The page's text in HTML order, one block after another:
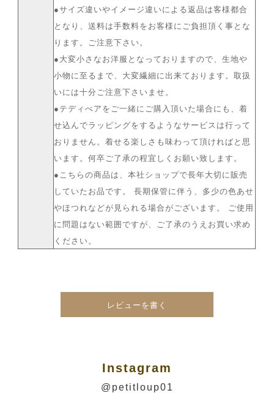
●サイズ違いやイメージ違いによる返品は客様都合
となり、送料は手数料をお客様にご負担頂く事とな
ります。ご注意下さい。
●大変小さなお洋服となっておりますので、生地や
小物に至るまで、大変繊細に出来ております。取扱
いには十分ご注意下さいませ。
●テディべアをご一緒にご購入頂いた場合にも、着
せ込んでラッピングをするようなサービスは行って
おりません。着せる楽しさも味わって頂ければと思
います。何卒ご了承の程宜しくお願い致します。
●こちらの商品は、本社ショップで長年大切に販売
していたお品です。 長期保管に伴う、多少の色あせ
やほつれなどが見られる場合がございます。 ご使用
に問題はない範囲ですが、ご了承のうえお買い求め
ください。
レビューを書く
Instagram
@petitloup01